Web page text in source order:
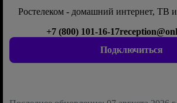
Ростелеком - домашний интернет, ТВ и
Подключиться
+7 (800) 101-16-17